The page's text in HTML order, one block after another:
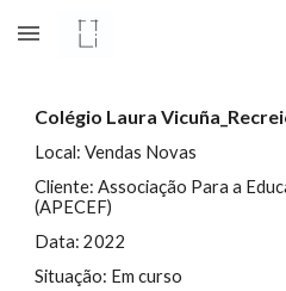
Skip to main content
Colégio Laura
Local:Vendas Novas
Cliente: Associação Para a
(APECEF)
Data: 2022
Situação: Em curso